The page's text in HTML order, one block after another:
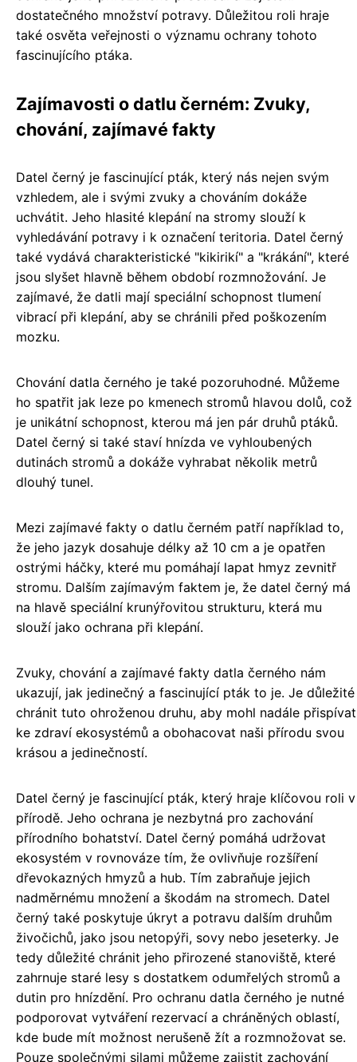
dostatečného množství potravy. Důležitou roli hraje
také osvěta veřejnosti o významu ochrany tohoto
fascinujícího ptáka.
Zajímavosti o datlu černém: Zvuky,
chování, zajímavé fakty
Datel černý je fascinující pták, který nás nejen svým
vzhledem, ale i svými zvuky a chováním dokáže
uchvátit. Jeho hlasité klepání na stromy slouží k
vyhledávání potravy i k označení teritoria. Datel černý
také vydává charakteristické "kikirikí" a "krákání", které
jsou slyšet hlavně během období rozmnožování. Je
zajímavé, že datli mají speciální schopnost tlumení
vibrací při klepání, aby se chránili před poškozením
mozku.
Chování datla černého je také pozoruhodné. Můžeme
ho spatřit jak leze po kmenech stromů hlavou dolů, což
je unikátní schopnost, kterou má jen pár druhů ptáků.
Datel černý si také staví hnízda ve vyhloubených
dutinách stromů a dokáže vyhrabat několik metrů
dlouhý tunel.
Mezi zajímavé fakty o datlu černém patří například to,
že jeho jazyk dosahuje délky až 10 cm a je opatřen
ostrými háčky, které mu pomáhají lapat hmyz zevnitř
stromu. Dalším zajímavým faktem je, že datel černý má
na hlavě speciální krunýřovitou strukturu, která mu
slouží jako ochrana při klepání.
Zvuky, chování a zajímavé fakty datla černého nám
ukazují, jak jedinečný a fascinující pták to je. Je důležité
chránit tuto ohroženou druhu, aby mohl nadále přispívat
ke zdraví ekosystémů a obohacovat naši přírodu svou
krásou a jedinečností.
Datel černý je fascinující pták, který hraje klíčovou roli v
přírodě. Jeho ochrana je nezbytná pro zachování
přírodního bohatství. Datel černý pomáhá udržovat
ekosystém v rovnováze tím, že ovlivňuje rozšíření
dřevokazných hmyzů a hub. Tím zabraňuje jejich
nadměrnému množení a škodám na stromech. Datel
černý také poskytuje úkryt a potravu dalším druhům
živočichů, jako jsou netopýři, sovy nebo jeseterky. Je
tedy důležité chránit jeho přirozené stanoviště, které
zahrnuje staré lesy s dostatkem odumřelých stromů a
dutin pro hnízdění. Pro ochranu datla černého je nutné
podporovat vytváření rezervací a chráněných oblastí,
kde bude mít možnost nerušeně žít a rozmnožovat se.
Pouze společnými silami můžeme zajistit zachování